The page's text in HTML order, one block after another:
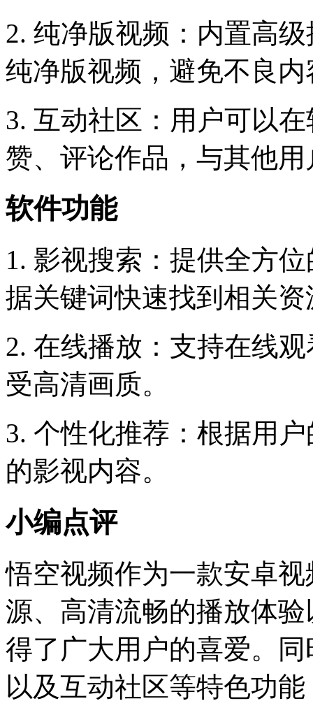
2. 纯净版视频：内置高
纯净版视频，避免不良内
3. 互动社区：用户可以
赞、评论作品，与其他
软件功能
1. 影视搜索：提供全方
据关键词快速找到相关资
2. 在线播放：支持在线
受高清画质。
3. 个性化推荐：根据用
的影视内容。
小编点评
悟空视频作为一款安卓
源、高清流畅的播放体
得了广大用户的喜爱。
以及互动社区等特色功